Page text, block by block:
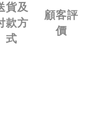
貨及
款方
式
顧客評
價